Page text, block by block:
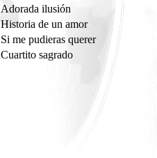
Adorada ilusión
Historia de un amor
Si me pudieras querer
Cuartito sagrado